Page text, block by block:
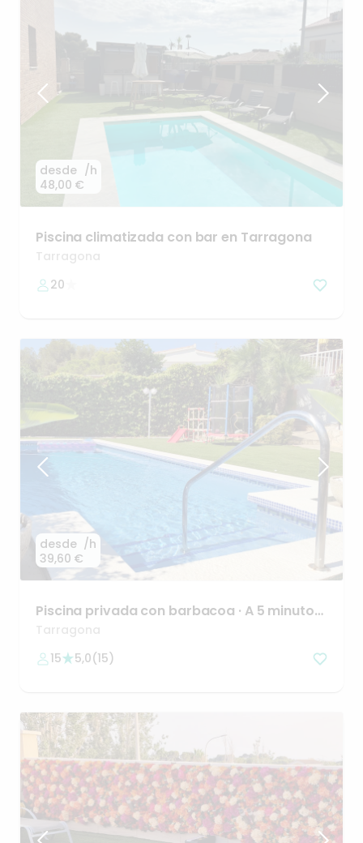
desde
48,00 €
/h
Piscina climatizada con bar en Tarragona
Tarragona
20
desde
39,60 €
/h
Piscina privada con barbacoa · A 5 minutos
de laplaya
Tarragona
15
5,0(15)